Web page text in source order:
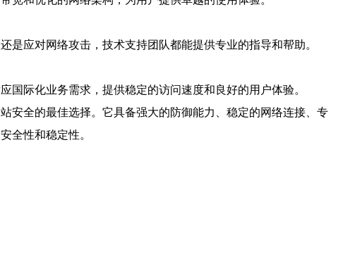
应对网络攻击，技术支持团队都能提供专业的指导和帮助。
际化业务需求，提供稳定的访问速度和良好的用户体验。
安全的最佳选择。它具备强大的防御能力、稳定的网络连接、专
全性和稳定性。